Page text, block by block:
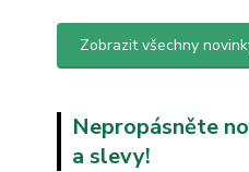
Zobrazit všechny
Nepropásněte
a slevy!